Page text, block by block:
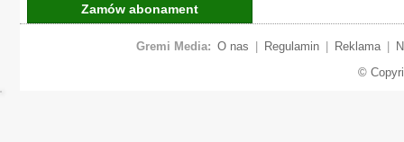
Zamów abonament
Gremi Media: O nas Regulamin Reklama
©